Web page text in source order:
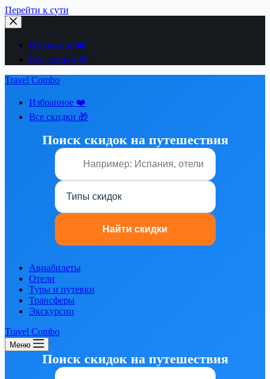
Перейти к сути
Избранное ❤️
Все скидки 🎁
Travel Combo
Избранное ❤️
Все скидки 🎁
Поиск скидок на путешествия
Авиабилеты
Отели
Туры и путевки
Трансферы
Экскурсии
Travel Combo
Меню
Поиск скидок на путешествия